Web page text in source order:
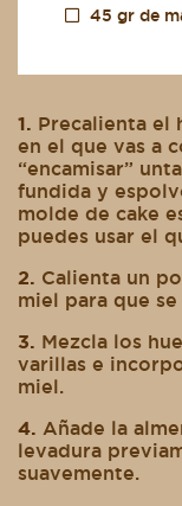
45 gr de
1.
Precalienta el
en el que vas a
“encamisar”
fundida y
molde de cake
puedes usar el
2.
Calienta un
miel para que se
3.
Mezcla los
varillas e
miel.
4.
Añade la
levadura
suavemente.